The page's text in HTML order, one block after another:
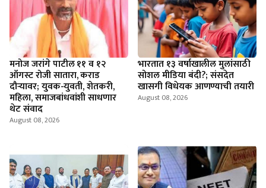
मनोज जरांगे पाटील ११ व १२
ऑगस्ट रोजी सातारा, कराड
दौऱ्यावर; युवक-युवती, शेतकरी,
महिला, समाजबांधवांशी साधणार
थेट संवाद
August 08, 2026
भारतात १३ वर्षाखालील मुलांसाठी
सोशल मीडिया बंदी?; संसदेत
खासगी विधेयक आणण्याची तयारी
August 08, 2026